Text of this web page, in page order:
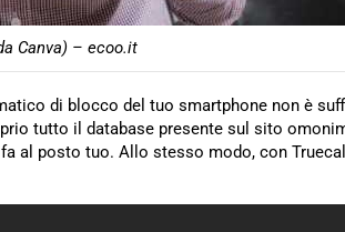
Canva) – ecoo.it
di blocco del tuo smartphone non è
tutto il database presente sul sito
al posto tuo. Allo stesso modo, con